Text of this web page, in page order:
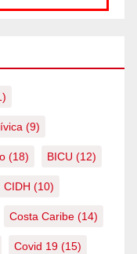
(9)
(18) BICU (12)
CIDH (10)
Costa Caribe (14)
Covid 19 (15)